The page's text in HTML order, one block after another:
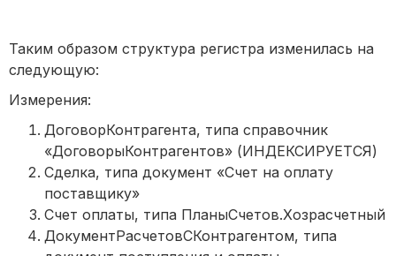
Таким образом структура регистра изменилась на
следующую:
Измерения:
ДоговорКонтрагента, типа справочник
«ДоговорыКонтрагентов» (ИНДЕКСИРУЕТСЯ)
Сделка, типа документ «Счет на оплату
поставщику»
Счет оплаты, типа ПланыСчетов.Хозрасчетный
ДокументРасчетовСКонтрагентом, типа